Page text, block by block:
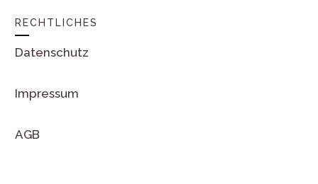
RECHTLICHES
Datenschutz
Impressum
AGB